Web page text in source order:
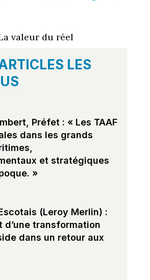
valeur du réel
LES
Préfet : « Les TAAF
dans les grands
et stratégiques
»
(Leroy Merlin) :
d’une transformation
dans un retour aux